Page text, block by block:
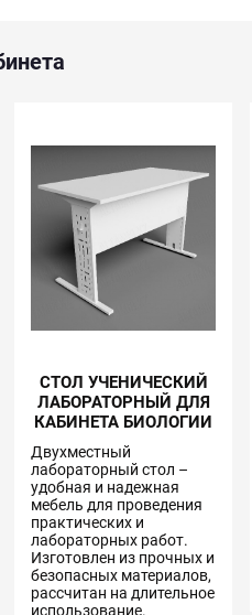
СТОЛ УЧЕНИЧЕСКИЙ
ЛАБОРАТОРНЫЙ ДЛЯ
КАБИНЕТА БИОЛОГИИ
Двухместный
лабораторный стол –
удобная и надежная
мебель для проведения
практических и
лабораторных работ.
Изготовлен из прочных и
безопасных материалов,
рассчитан на длительное
использование.